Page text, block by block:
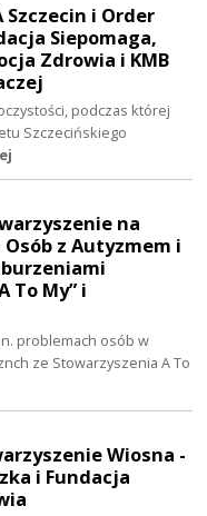
Szczecin i Order
Siepomaga,
Zdrowia i KMB
podczas której
Szczecińskiego
na
Osób z Autyzmem i
To My” i
problemach osób w
ze Stowarzyszenia A To
Wiosna -
i Fundacja